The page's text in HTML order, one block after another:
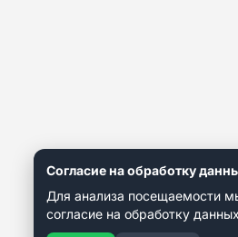
Согласие на обработку
Для анализа посещаемости
согласие на обработку